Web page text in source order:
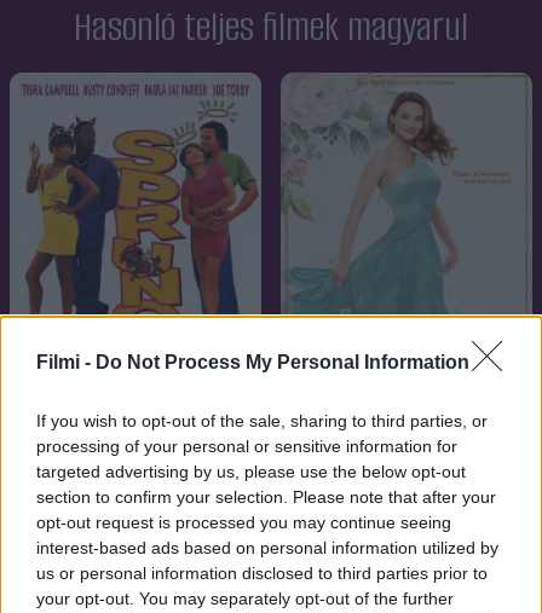
Filmi - Do Not Process My Personal Information
If you wish to opt-out of the sale, sharing to third parties, or
processing of your personal or sensitive information for
targeted advertising by us, please use the below opt-out
section to confirm your selection. Please note that after your
opt-out request is processed you may continue seeing
interest-based ads based on personal information utilized by
us or personal information disclosed to third parties prior to
your opt-out. You may separately opt-out of the further
Hasonló teljes filmek magyarul
1997 7.1
Ne légy barom 3.
2023
Mesterségem:
Koszorúslány